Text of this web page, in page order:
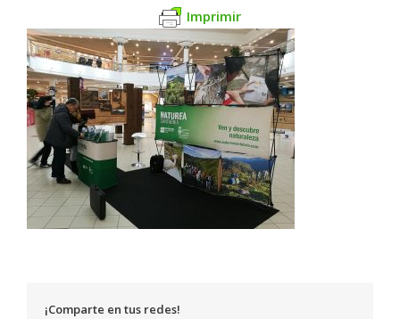
Imprimir
¡Comparte en tus redes!